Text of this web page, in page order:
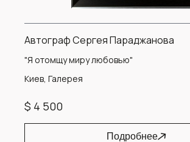
Автограф Сергея Параджанова
"Я отомщу миру любовью"
Киев, Галерея
$ 4 500
Подробнее